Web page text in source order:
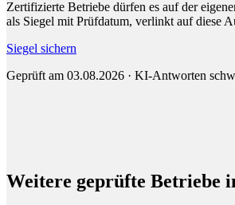
Zertifizierte Betriebe dürfen es auf der
als Siegel mit Prüfdatum, verlinkt auf diese
Siegel sichern
Geprüft am 03.08.2026 · KI-Antworten
Weitere geprüfte Betriebe